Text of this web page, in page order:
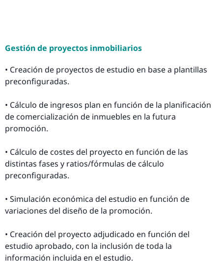
Gestión de proyectos inmobiliarios
• Creación de proyectos de estudio en base a plantillas
preconfiguradas.
• Cálculo de ingresos plan en función de la planificación
de comercialización de inmuebles en la futura
promoción.
• Cálculo de costes del proyecto en función de las
distintas fases y ratios/fórmulas de cálculo
preconfiguradas.
• Simulación económica del estudio en función de
variaciones del diseño de la promoción.
• Creación del proyecto adjudicado en función del
estudio aprobado, con la inclusión de toda la
información incluida en el estudio.